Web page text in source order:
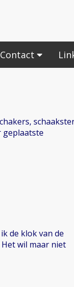
geplaatste
de klok van de
wil maar niet